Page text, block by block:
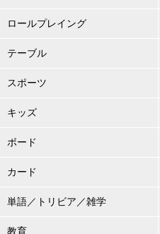
ロールプレイング
テーブル
スポーツ
キッズ
ボード
カード
単語／トリビア／雑学
教育